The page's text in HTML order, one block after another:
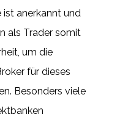
anerkannt und
als Trader somit
um die
für dieses
Besonders viele